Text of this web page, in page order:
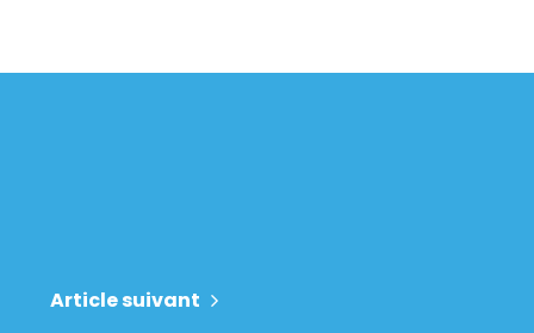
Article suivant